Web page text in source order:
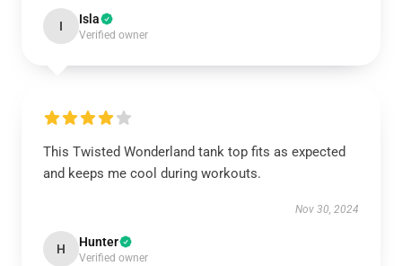
I Isla
Verified owner
This Twisted Wonderland tank top fits as expected
and keeps me cool during workouts.
Nov 30, 2024
H Hunter
Verified owner